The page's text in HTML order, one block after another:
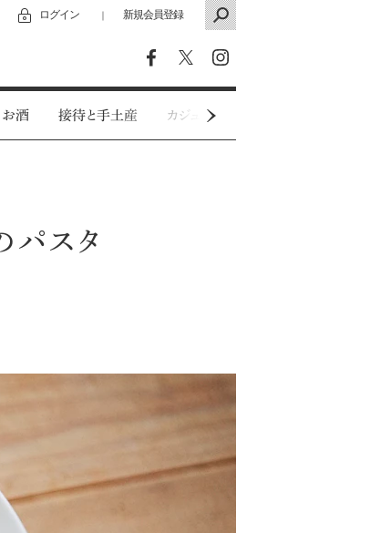
ログイン ｜ 新規会員登録
お酒 接待と手土産 カジュアルウェア
パスタ